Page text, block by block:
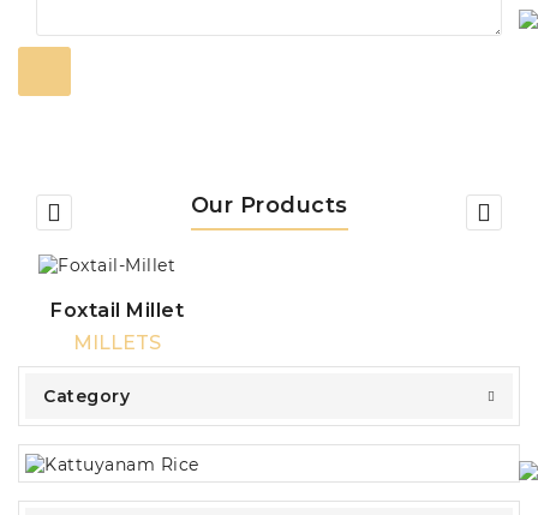
Category
Our Products
Foxtail Millet
MILLETS